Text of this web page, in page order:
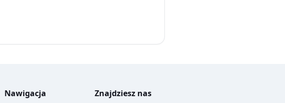
Nawigacja Znajdziesz nas